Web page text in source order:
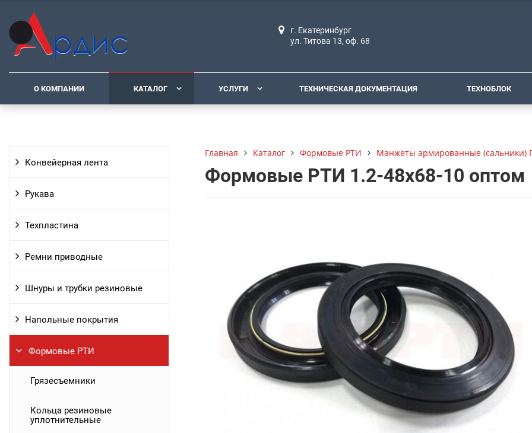
г. Екатеринбург
ул. Титова 13, оф. 68
О КОМПАНИИ КАТАЛОГ УСЛУГИ ТЕХНИЧЕСКАЯ ДОКУМЕНТАЦИЯ ТЕХНОБЛОК
Конвейерная лента
Рукава
Техпластина
Ремни приводные
Шнуры и трубки резиновые
Напольные покрытия
Формовые РТИ
Грязесъемники
Кольца резиновые
уплотнительные
Главная Каталог Формовые РТИ Манжеты армированные (сальники)
Формовые РТИ 1.2-48х68-10 оптом